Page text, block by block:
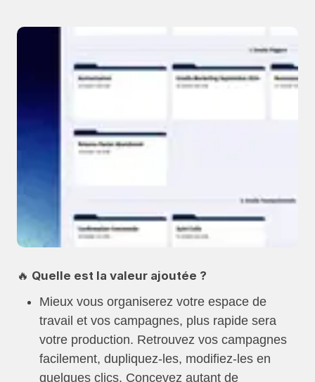
🔥 Quelle est la valeur ajoutée ?
Mieux vous organiserez votre espace de
travail et vos campagnes, plus rapide sera
votre production. Retrouvez vos campagnes
facilement, dupliquez-les, modifiez-les en
quelques clics. Concevez autant de